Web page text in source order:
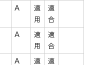
A
適
用
適
合
A
適
用
適
合
A
適
適